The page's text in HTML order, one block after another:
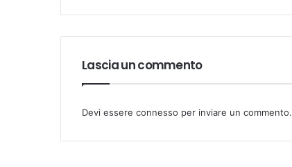
Lascia un commento
Devi essere connesso per inviare un commento.